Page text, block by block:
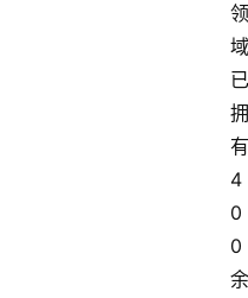
领
域
已
拥
有
4
0
0
余